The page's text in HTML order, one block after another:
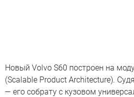
Новый Volvo S60 построен на
(Scalable Product Architecture).
— его собрату c кузовом